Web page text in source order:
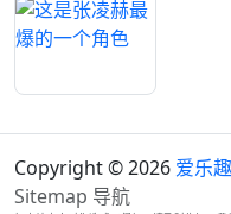
Copyright © 2026 爱乐
Sitemap 导航